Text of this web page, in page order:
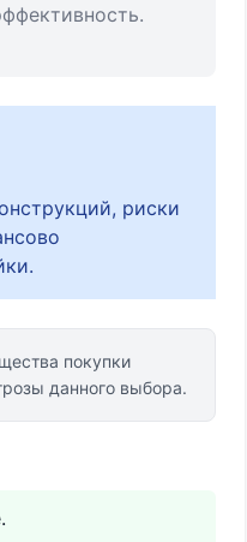
риски
покупки
данного выбора.